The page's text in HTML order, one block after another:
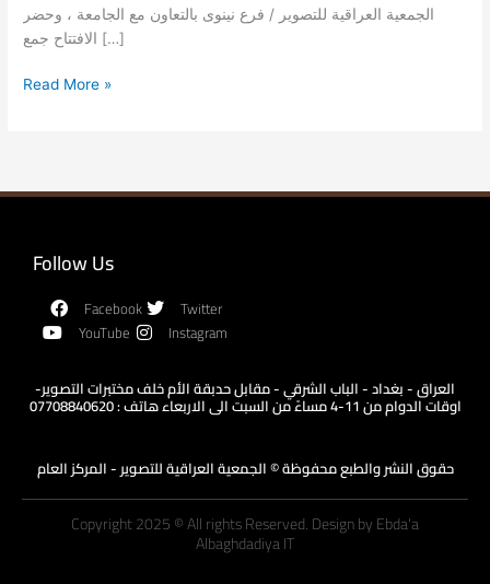
الجمعية العراقية للتصوير / فرع نينوى بالتعاون مع الجامعة ، وحضر
الافتتاح جمع […]
Read More »
Follow Us
Facebook
Twitter
YouTube
Instagram
العراق - بغداد - الباب الشرقي - مقابل حدبقة الأم خلف مختبرات التصوير-
اوقات الدوام من 11-4 مساءً من السبت الى الاربعاء هاتف : 07708840620
حقوق النشر والطبع محفوظة © الجمعية العراقية للتصوير - المركز العام
Copyright 2025 © All rights Reserved. Design by Ebda'a
Albaghdadiya IT